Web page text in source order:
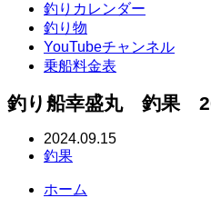
釣りカレンダー
釣り物
YouTubeチャンネル
乗船料金表
釣り船幸盛丸 釣果
2024.09.15
釣果
ホーム